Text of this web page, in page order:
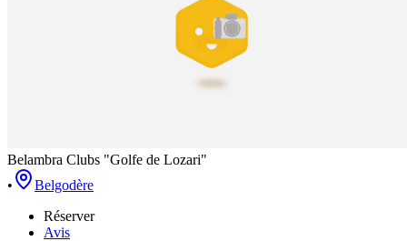
Belambra Clubs "Golfe de Lozari"
•
Belgodère
Réserver
Avis